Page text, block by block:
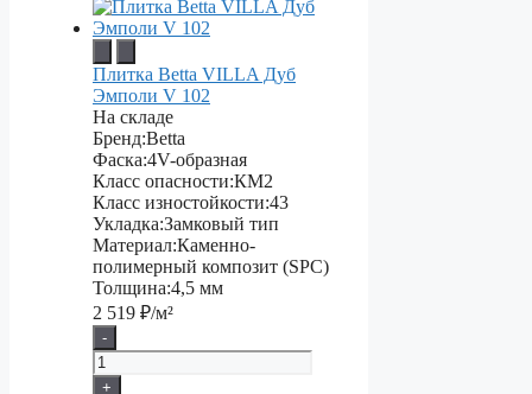
Плитка Betta VILLA Дуб
Эмполи V 102
На складе
Бренд:Betta
Фаска:4V-образная
Класс опасности:КМ2
Класс изностойкости:43
Укладка:Замковый тип
Материал:Каменно-
полимерный композит (SPC)
Толщина:4,5 мм
2 519 ₽/м²
-
+